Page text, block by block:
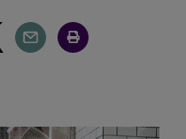
Twitter
Compartir Email
Compartir Imprimir